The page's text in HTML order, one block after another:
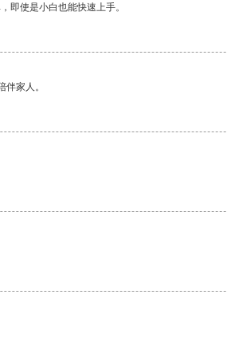
即使是小白也能快速上手。
家人。